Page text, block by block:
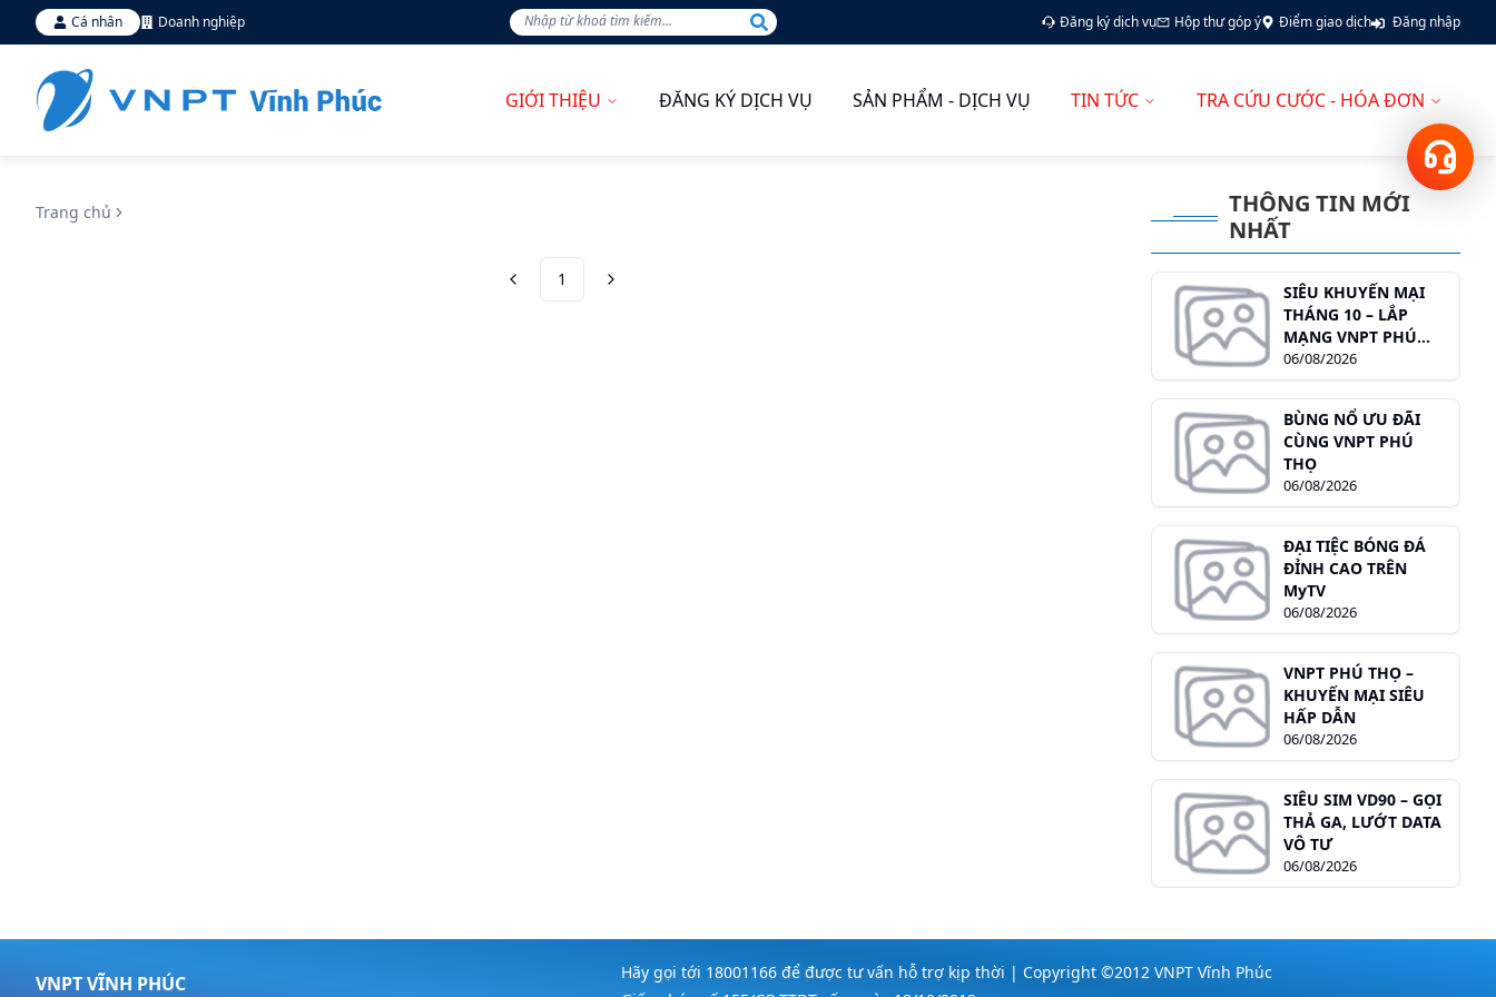
Hotline
18001166
Cá nhân Doanh nghiệp Đăng ký dịch vụ Hộp thư góp ý Điểm giao dịch Đăng nhập
GIỚI THIỆU ĐĂNG KÝ DỊCH VỤ SẢN PHẨM - DỊCH VỤ TIN TỨC TRA CỨU CƯỚC - HÓA ĐƠN
Trang chủ
1
THÔNG TIN MỚI
NHẤT
SIÊU KHUYẾN MẠI
THÁNG 10 – LẮP
MẠNG VNPT PHÚ
THỌ NGAY HÔM NAY!
06/08/2026
BÙNG NỔ ƯU ĐÃI
CÙNG VNPT PHÚ
THỌ
06/08/2026
ĐẠI TIỆC BÓNG ĐÁ
ĐỈNH CAO TRÊN
MyTV
06/08/2026
VNPT PHÚ THỌ –
KHUYẾN MẠI SIÊU
HẤP DẪN
06/08/2026
SIÊU SIM VD90 – GỌI
THẢ GA, LƯỚT DATA
VÔ TƯ
06/08/2026
VNPT VĨNH PHÚC
Hãy gọi tới 18001166 để được tư vấn hỗ trợ kịp thời | Copyright ©2012 VNPT Vĩnh Phúc